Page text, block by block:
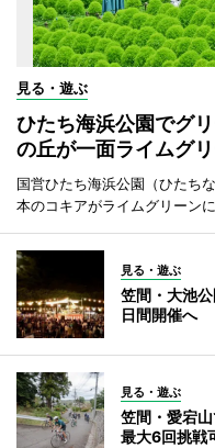
見る・遊ぶ
ひたち海浜公園でグ
の丘が一面ライムグ
国営ひたち海浜公園（ひたち
本のコキアがライムグリーン
見る・遊ぶ
笠間・大池
日間開催へ
見る・遊ぶ
笠間・愛宕
最大6回挑戦